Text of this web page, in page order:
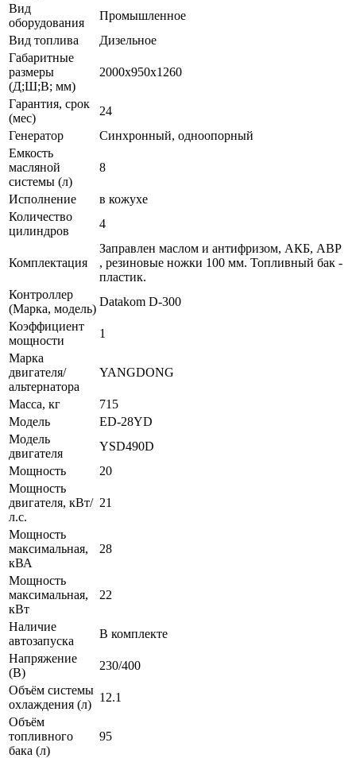
Вид
оборудования
Промышленное
Вид топлива
Дизельное
Габаритные
размеры
(Д;Ш;В; мм)
2000x950x1260
Гарантия, срок
(мес)
24
Генератор
Синхронный, одноопорный
Емкость
масляной
системы (л)
8
Исполнение
в кожухе
Количество
цилиндров
4
Комплектация
Заправлен маслом и антифризом, АКБ, АВР
, резиновые ножки 100 мм. Топливный бак -
пластик.
Контроллер
(Марка, модель)
Datakom D-300
Коэффициент
мощности
1
Марка
двигателя/
альтернатора
YANGDONG
Масса, кг
715
Модель
ED-28YD
Модель
двигателя
YSD490D
Мощность
20
Мощность
двигателя, кВт/
л.с.
21
Мощность
максимальная,
кВА
28
Мощность
максимальная,
кВт
22
Наличие
автозапуска
В комплекте
Напряжение
(В)
230/400
Объём системы
охлаждения (л)
12.1
Объём
топливного
бака (л)
95